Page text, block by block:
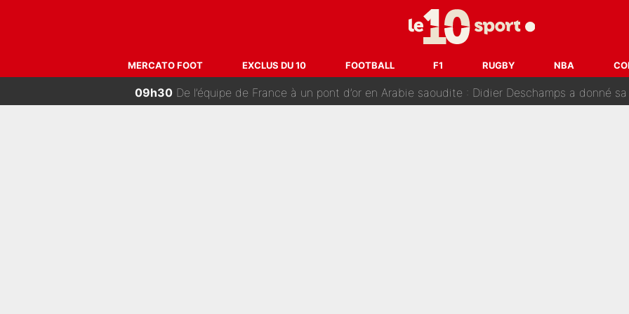
MERCATO FOOT EXCLUS DU 10 FOOTBALL F1 RUGBY NBA
Frank McCourt et Pablo Longoria : Les coulisses d’un divorce coûteux qui ruine l’OM à
10h00«On l’achète et on vous le prête» : Fabrizio Romano dévoile déjà la stratégie du PSG
09h30De l’équipe de France à un pont d’or en Arabie saoudite : Didier Deschamps a donné